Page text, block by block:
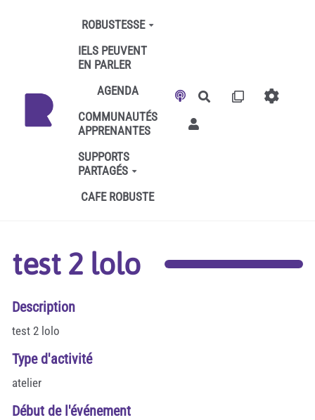
Aller au contenu principal
ROBUSTESSE
IELS PEUVENT
EN PARLER
AGENDA
COMMUNAUTÉS
APPRENANTES
SUPPORTS
PARTAGÉS
CAFE ROBUSTE
Rechercher
test 2 lolo
Description
test 2 lolo
Type d'activité
atelier
Début de l'événement